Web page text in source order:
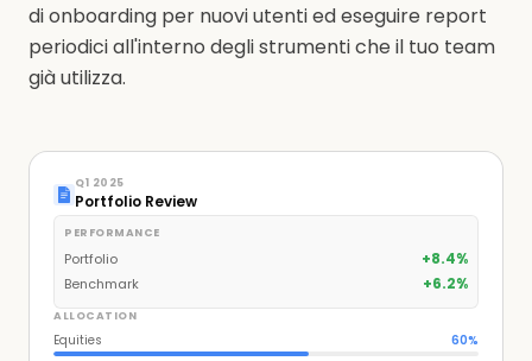
di onboarding per nuovi utenti ed eseguire report
periodici all'interno degli strumenti che il tuo team
già utilizza.
Q1 2025
Portfolio Review
PERFORMANCE
Portfolio +8.4%
Benchmark +6.2%
ALLOCATION
Equities 60%